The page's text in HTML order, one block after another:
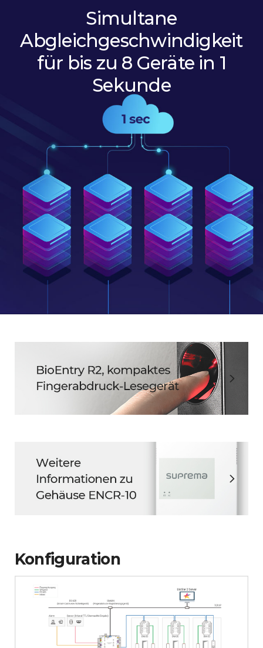
Simultane
Abgleichgeschwindigkeit
für bis zu 8 Geräte in 1
Sekunde
Konfiguration